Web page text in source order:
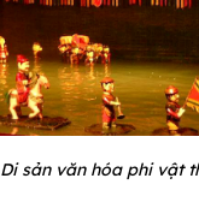
Di sản văn hóa phi vật